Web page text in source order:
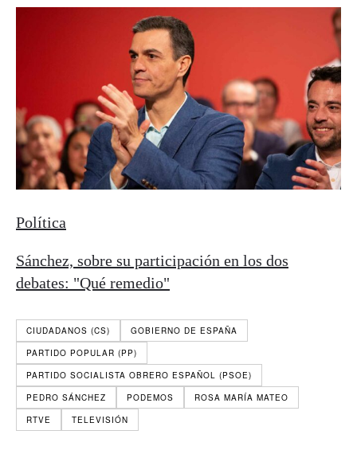
Política
Sánchez, sobre su participación en los dos
debates: "Qué remedio"
CIUDADANOS (CS)
GOBIERNO DE ESPAÑA
PARTIDO POPULAR (PP)
PARTIDO SOCIALISTA OBRERO ESPAÑOL (PSOE)
PEDRO SÁNCHEZ
PODEMOS
ROSA MARÍA MATEO
RTVE
TELEVISIÓN